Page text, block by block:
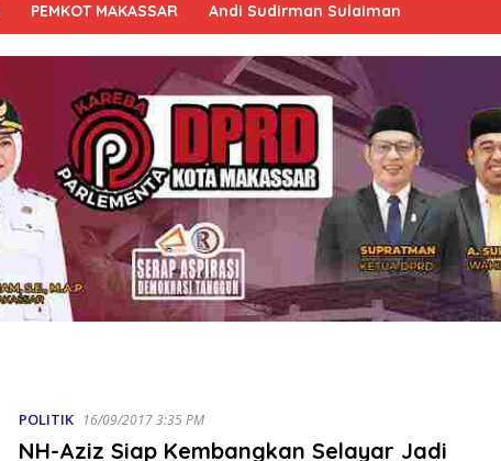
PEMKOT MAKASSAR Andi Sudirman Sulaiman
POLITIK 16/09/2017 3:35 PM
NH-Aziz Siap Kembangkan Selayar Jadi